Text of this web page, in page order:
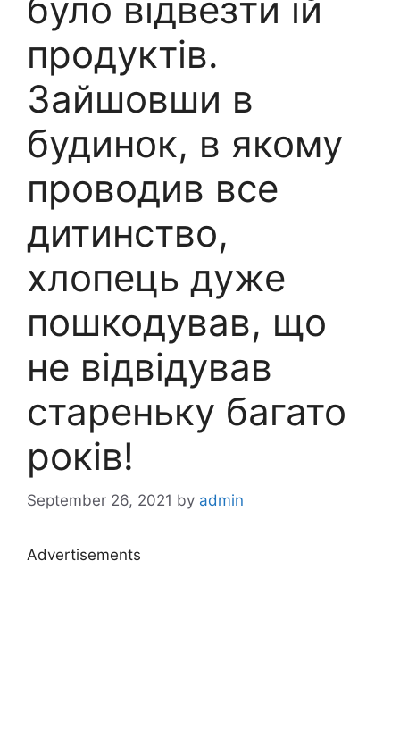
було відвезти їй
продуктів.
Зайшовши в
будинок, в якому
проводив все
дитинство,
хлопець дуже
пошкодував, що
не відвідував
стареньку багато
років!
September 26, 2021 by admin
Advertisements